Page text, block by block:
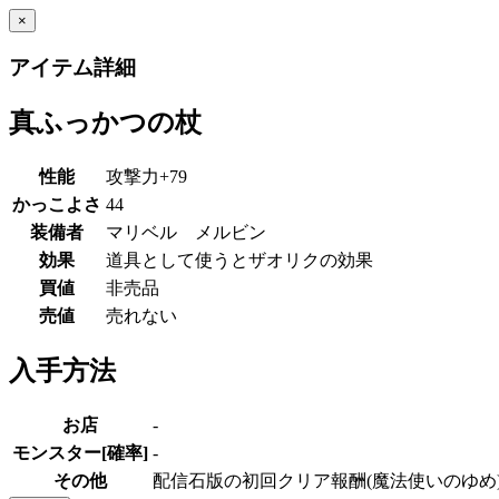
×
アイテム詳細
真ふっかつの杖
性能
攻撃力+79
かっこよさ 44
装備者
マリベル メルビン
効果
道具として使うとザオリクの効果
買値
非売品
売値
売れない
入手方法
お店
-
モンスター[確率] -
その他
配信石版の初回クリア報酬(魔法使いのゆ